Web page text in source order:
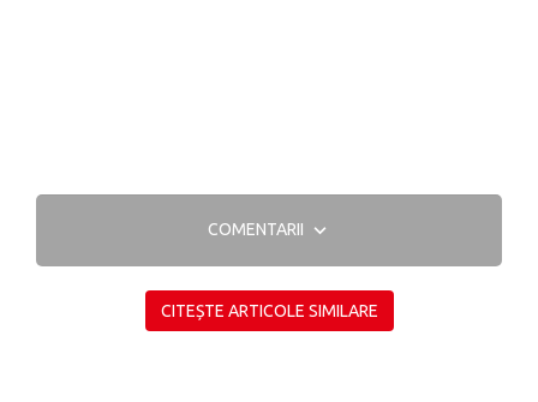
COMENTARII
CITEȘTE ARTICOLE SIMILARE